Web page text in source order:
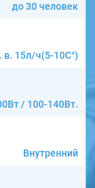
до 30 человек
в. 15л/ч(5-10C°)
/ 100-140Вт.
Внутренний